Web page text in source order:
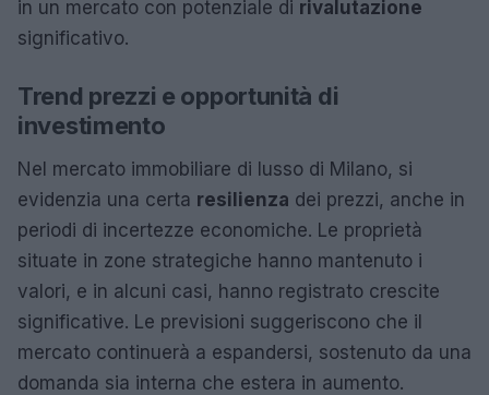
in un mercato con potenziale di rivalutazione
significativo.
Trend prezzi e opportunità di
investimento
Nel mercato immobiliare di lusso di Milano, si
evidenzia una certa resilienza dei prezzi, anche in
periodi di incertezze economiche. Le proprietà
situate in zone strategiche hanno mantenuto i
valori, e in alcuni casi, hanno registrato crescite
significative. Le previsioni suggeriscono che il
mercato continuerà a espandersi, sostenuto da una
domanda sia interna che estera in aumento.